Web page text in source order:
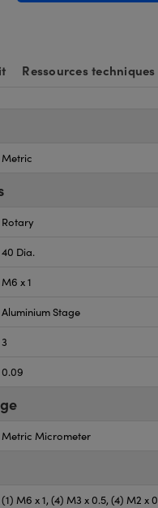
Ressources techniques
Metric
Rotary
40 Dia.
M6 x 1
Aluminium Stage
3
0.09
Metric Micrometer
(1) M6 x 1, (4) M3 x 0.5, (4) M2 x